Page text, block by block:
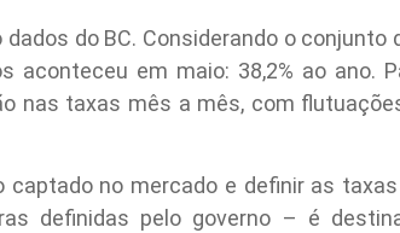
do BC. Considerando o conjunto
em maio: 38,2% ao ano.
nas taxas mês a mês, com
no mercado e definir as
definidas pelo governo – é